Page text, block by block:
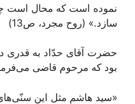
نموده است كه محال است
سازد.» (روح مجرد، ص13)
حضرت آقاى حدّاد به قدرى
بود كه مرحوم قاضى
«سيد هاشم مثل اين